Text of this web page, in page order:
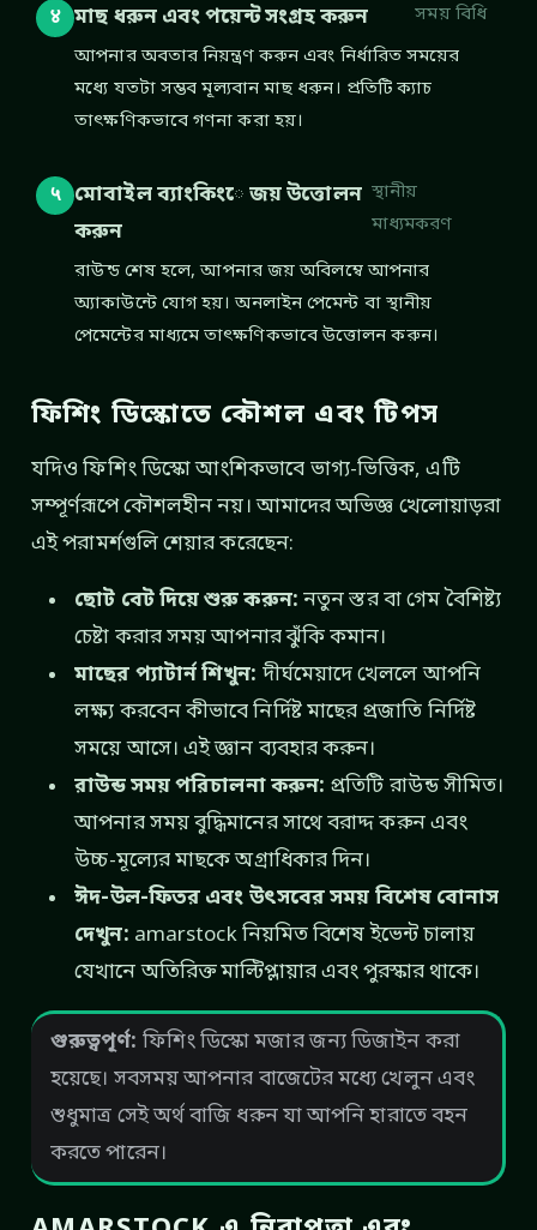
४ মাছ ধরুন এবং পয়েন্ট সংগ্রহ করুন
সময় বিধি
আপনার অবতার নিয়ন্ত্রণ করুন এবং নির্ধারিত সময়ের
মধ্যে যতটা সম্ভব মূল্যবান মাছ ধরুন। প্রতিটি ক্যাচ
তাৎক্ষণিকভাবে গণনা করা হয়।
५ মোবাইল ব্যাংকিংে জয় উত্তোলন
করুন
স্থানীয়
মাধ্যমকরণ
রাউন্ড শেষ হলে, আপনার জয় অবিলম্বে আপনার
অ্যাকাউন্টে যোগ হয়। অনলাইন পেমেন্ট বা স্থানীয়
পেমেন্টের মাধ্যমে তাৎক্ষণিকভাবে উত্তোলন করুন।
ফিশিং ডিস্কোতে কৌশল এবং টিপস
যদিও ফিশিং ডিস্কো আংশিকভাবে ভাগ্য-ভিত্তিক, এটি
সম্পূর্ণরূপে কৌশলহীন নয়। আমাদের অভিজ্ঞ খেলোয়াড়রা
এই পরামর্শগুলি শেয়ার করেছেন:
ছোট বেট দিয়ে শুরু করুন: নতুন স্তর বা গেম বৈশিষ্ট্য
চেষ্টা করার সময় আপনার ঝুঁকি কমান।
মাছের প্যাটার্ন শিখুন: দীর্ঘমেয়াদে খেললে আপনি
লক্ষ্য করবেন কীভাবে নির্দিষ্ট মাছের প্রজাতি নির্দিষ্ট
সময়ে আসে। এই জ্ঞান ব্যবহার করুন।
রাউন্ড সময় পরিচালনা করুন: প্রতিটি রাউন্ড সীমিত।
আপনার সময় বুদ্ধিমানের সাথে বরাদ্দ করুন এবং
উচ্চ-মূল্যের মাছকে অগ্রাধিকার দিন।
ঈদ-উল-ফিতর এবং উৎসবের সময় বিশেষ বোনাস
দেখুন: amarstock নিয়মিত বিশেষ ইভেন্ট চালায়
যেখানে অতিরিক্ত মাল্টিপ্লায়ার এবং পুরস্কার থাকে।
গুরুত্বপূর্ণ: ফিশিং ডিস্কো মজার জন্য ডিজাইন করা
হয়েছে। সবসময় আপনার বাজেটের মধ্যে খেলুন এবং
শুধুমাত্র সেই অর্থ বাজি ধরুন যা আপনি হারাতে বহন
করতে পারেন।